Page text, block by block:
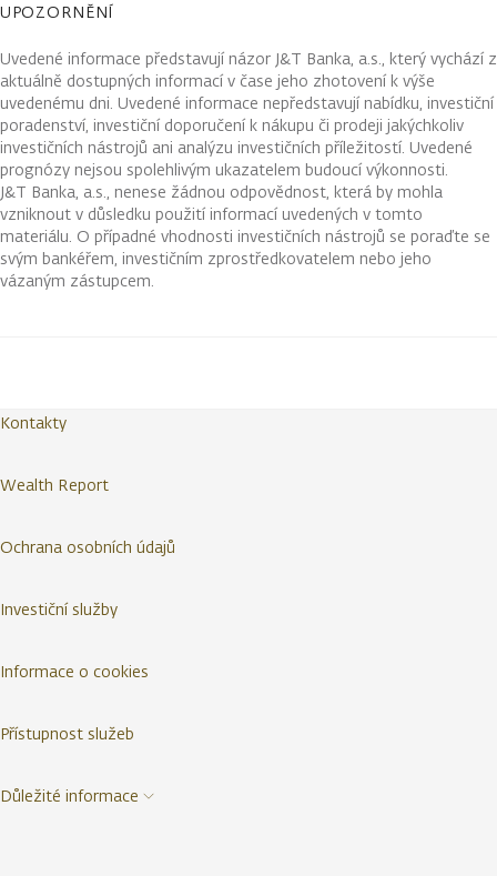
UPOZORNĚNÍ
Uvedené informace představují názor J&T Banka, a.s., který vychází z
aktuálně dostupných informací v čase jeho zhotovení k výše
uvedenému dni. Uvedené informace nepředstavují nabídku, investiční
poradenství, investiční doporučení k nákupu či prodeji jakýchkoliv
investičních nástrojů ani analýzu investičních příležitostí. Uvedené
prognózy nejsou spolehlivým ukazatelem budoucí výkonnosti.
J&T Banka, a.s., nenese žádnou odpovědnost, která by mohla
vzniknout v důsledku použití informací uvedených v tomto
materiálu. O případné vhodnosti investičních nástrojů se poraďte se
svým bankéřem, investičním zprostředkovatelem nebo jeho
vázaným zástupcem.
Kontakty
Wealth Report
Ochrana osobních údajů
Investiční služby
Informace o cookies
Přístupnost služeb
Důležité informace